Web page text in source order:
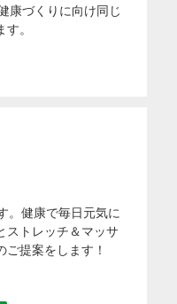
康づくりに向け同じ
。
。健康で毎日元気に
ストレッチ＆マッサ
提案をします！